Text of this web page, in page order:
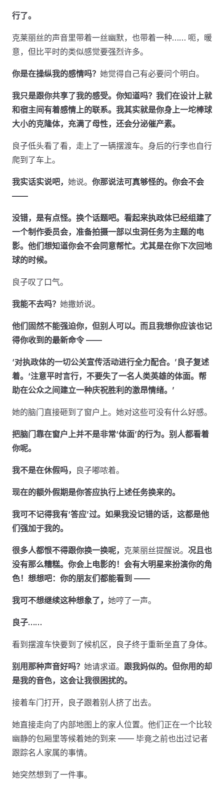
行了。
克莱丽丝的声音里带着一丝幽默，也带着一种…… 呃，暖
意，但比平时的类似感觉要强烈许多。
你是在操纵我的感情吗？ 她觉得自己有必要问个明白。
我只是跟你共享了我的感受。你知道吗？我们在设计上就
和宿主间有着感情上的联系。我其实就是你身上一坨棒球
大小的克隆体，充满了母性，还会分泌催产素。
良子低头看了看，走上了一辆摆渡车。身后的行李也自行
爬到了车上。
我实话实说吧， 她说。 你那说法可真够怪的。你会不会
——
没错，是有点怪。换个话题吧。看起来执政体已经组建了
一个制作委员会，准备拍摄一部以虫洞任务为主题的电
影。他们想知道你会不会同意帮忙。尤其是在你下次回地
球的时候。
良子叹了口气。
我能不去吗？ 她撒娇说。
他们固然不能强迫你，但别人可以。而且我想你应该也记
得你收到的最新命令 ——
‘对执政体的一切公关宣传活动进行全力配合。’良子复述
着。 ‘注意平时言行，不要失了一名人类英雄的体面。帮
助在公众之间建立一种庆祝胜利的激昂情绪。’
她的脑门直接砸到了窗户上。她对这些可没有什么好感。
把脑门靠在窗户上并不是非常‘体面’的行为。别人都看着
你呢。
我不是在休假吗， 良子嘟哝着。
现在的额外假期是你答应执行上述任务换来的。
我可不记得我有‘答应’过。如果我没记错的话，这都是他
们强加于我的。
很多人都恨不得跟你换一换呢， 克莱丽丝提醒说。 况且也
没有那么糟糕。你会上电影的！会有大明星来扮演你的角
色！想想吧：你的朋友们都能看到 ——
我可不想继续这种想象了， 她哼了一声。
良子……
看到摆渡车快要到了候机区，良子终于重新坐直了身体。
别用那种声音好吗？ 她请求道。 跟我妈似的。但你用的却
是我的音色，这会让我很困扰的。
接着车门打开，良子跟着别人挤了出去。
她直接走向了内部地图上的家人位置。他们正在一个比较
幽静的包厢里等候着她的到来 —— 毕竟之前也出过记者
跟踪名人家属的事情。
她突然想到了一件事。